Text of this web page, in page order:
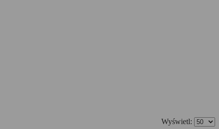
Wyświetl: